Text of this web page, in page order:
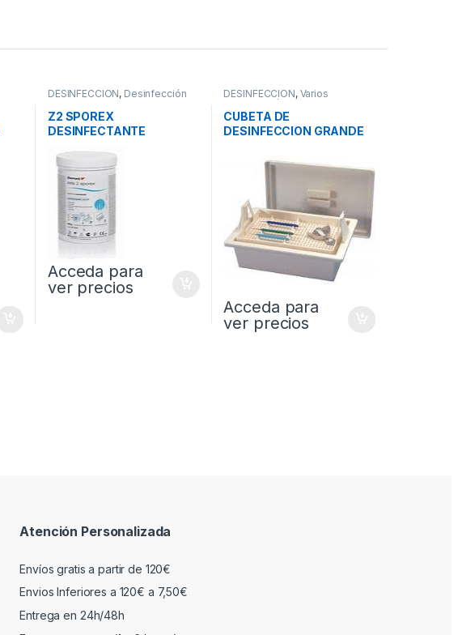
DESINFECCION, Desinfección
Z2 SPOREX
DESINFECTANTE
Acceda para
ver precios
DESINFECCION, Varios
Desinfección
CUBETA DE
DESINFECCION GRANDE
Acceda para
ver precios
Atención Personalizada
Envíos gratis a partir de 120€
Envios Inferiores a 120€ a 7,50€
Entrega en 24h/48h